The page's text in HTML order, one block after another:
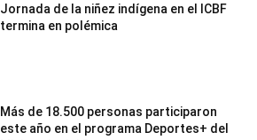
Jornada de la niñez indígena en el ICBF
termina en polémica
Más de 18.500 personas participaron
este año en el programa Deportes+ del